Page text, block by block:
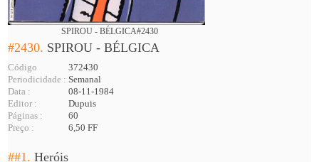
SPIROU - BÉLGICA#2430
#2430. SPIROU - BÉLGICA
Código
372430
Periodicidade : Semanal
Data :
08-11-1984
Editor :
Dupuis
Páginas :
60
Preço :
6,50 FF
##1.Heróis